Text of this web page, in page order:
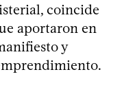
coincide
aportaron en
y